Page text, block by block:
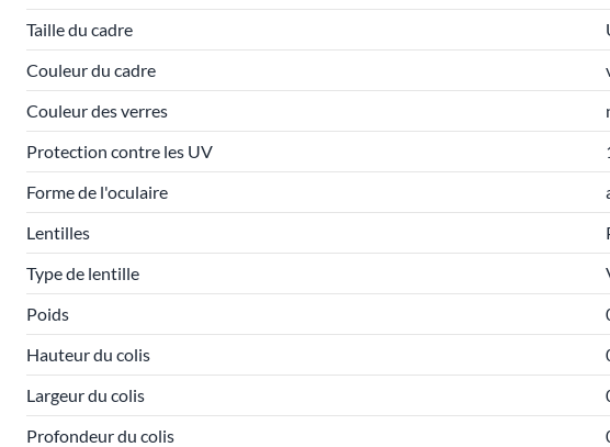
Taille du cadre
Couleur du cadre
Couleur des verres
Protection contre les UV
Forme de l'oculaire
Lentilles
Type de lentille
Poids
Hauteur du colis
Largeur du colis
Profondeur du colis